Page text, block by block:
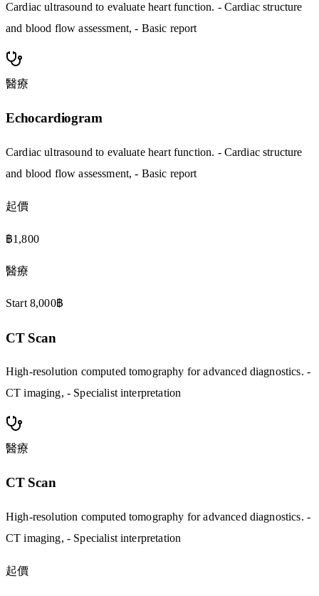
Cardiac ultrasound to evaluate heart function. - Cardiac structure
and blood flow assessment, - Basic report
醫療
Echocardiogram
Cardiac ultrasound to evaluate heart function. - Cardiac structure
and blood flow assessment, - Basic report
起價
฿1,800
醫療
Start 8,000฿
CT Scan
High-resolution computed tomography for advanced diagnostics. -
CT imaging, - Specialist interpretation
醫療
CT Scan
High-resolution computed tomography for advanced diagnostics. -
CT imaging, - Specialist interpretation
起價